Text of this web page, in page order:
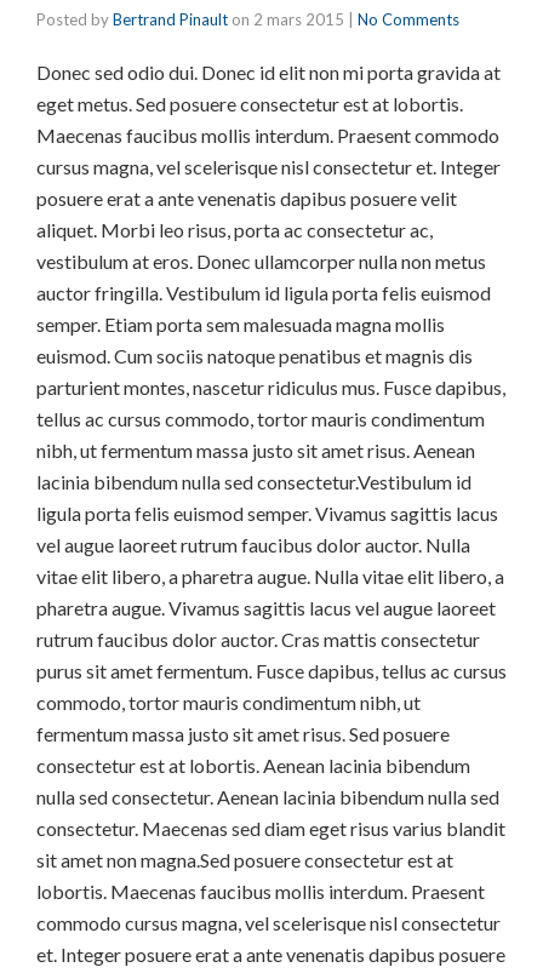
Posted byBertrand Pinault on 2 mars 2015 No Comments
Donec sed odio dui. Donec id elit non mi porta gravida at
eget metus. Sed posuere consectetur est at lobortis.
Maecenas faucibus mollis interdum. Praesent commodo
cursus magna, vel scelerisque nisl consectetur et. Integer
posuere erat a ante venenatis dapibus posuere velit
aliquet. Morbi leo risus, porta ac consectetur ac,
vestibulum at eros. Donec ullamcorper nulla non metus
auctor fringilla. Vestibulum id ligula porta felis euismod
semper. Etiam porta sem malesuada magna mollis
euismod. Cum sociis natoque penatibus et magnis dis
parturient montes, nascetur ridiculus mus. Fusce dapibus,
tellus ac cursus commodo, tortor mauris condimentum
nibh, ut fermentum massa justo sit amet risus. Aenean
lacinia bibendum nulla sed consectetur.Vestibulum id
ligula porta felis euismod semper. Vivamus sagittis lacus
vel augue laoreet rutrum faucibus dolor auctor. Nulla
vitae elit libero, a pharetra augue. Nulla vitae elit libero, a
pharetra augue. Vivamus sagittis lacus vel augue laoreet
rutrum faucibus dolor auctor. Cras mattis consectetur
purus sit amet fermentum. Fusce dapibus, tellus ac cursus
commodo, tortor mauris condimentum nibh, ut
fermentum massa justo sit amet risus. Sed posuere
consectetur est at lobortis. Aenean lacinia bibendum
nulla sed consectetur. Aenean lacinia bibendum nulla sed
consectetur. Maecenas sed diam eget risus varius blandit
sit amet non magna.Sed posuere consectetur est at
lobortis. Maecenas faucibus mollis interdum. Praesent
commodo cursus magna, vel scelerisque nisl consectetur
et. Integer posuere erat a ante venenatis dapibus posuere